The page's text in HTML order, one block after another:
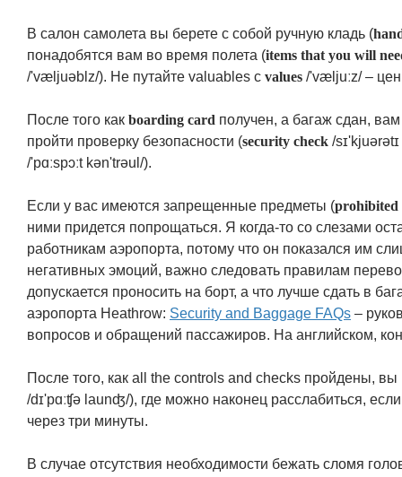
В салон самолета вы берете с собой ручную кладь (
понадобятся вам во время полета (items that you will
/'væljuəblz/). Не путайте valuables с values /'væljuːz/ –
После того как boarding card получен, а багаж сдан,
пройти проверку безопасности (security check /
/'pɑːspɔːt kən'trəul/).
Если у вас имеются запрещенные предметы (prohibited
ними придется попрощаться. Я когда-то со слезами
работникам аэропорта, потому что он показался им
негативных эмоций, важно следовать правилам
допускается проносить на борт, а что лучше сдать в
аэропорта Heathrow: Security and Baggage FAQs –
вопросов и обращений пассажиров. На английском,
После того, как all the controls and checks пройдены,
/dɪ'pɑːʧə launʤ/), где можно наконец расслабиться,
через три минуты.
В случае отсутствия необходимости бежать сломя